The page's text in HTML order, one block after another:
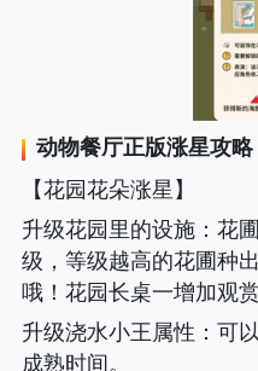
动物餐厅正版涨星攻略
【花园花朵涨星】
升级花园里的设施：花
级，等级越高的花圃种
哦！花园长桌一增加观
升级浇水小王属性 ：可
成熟时间。